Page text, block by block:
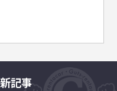
記事